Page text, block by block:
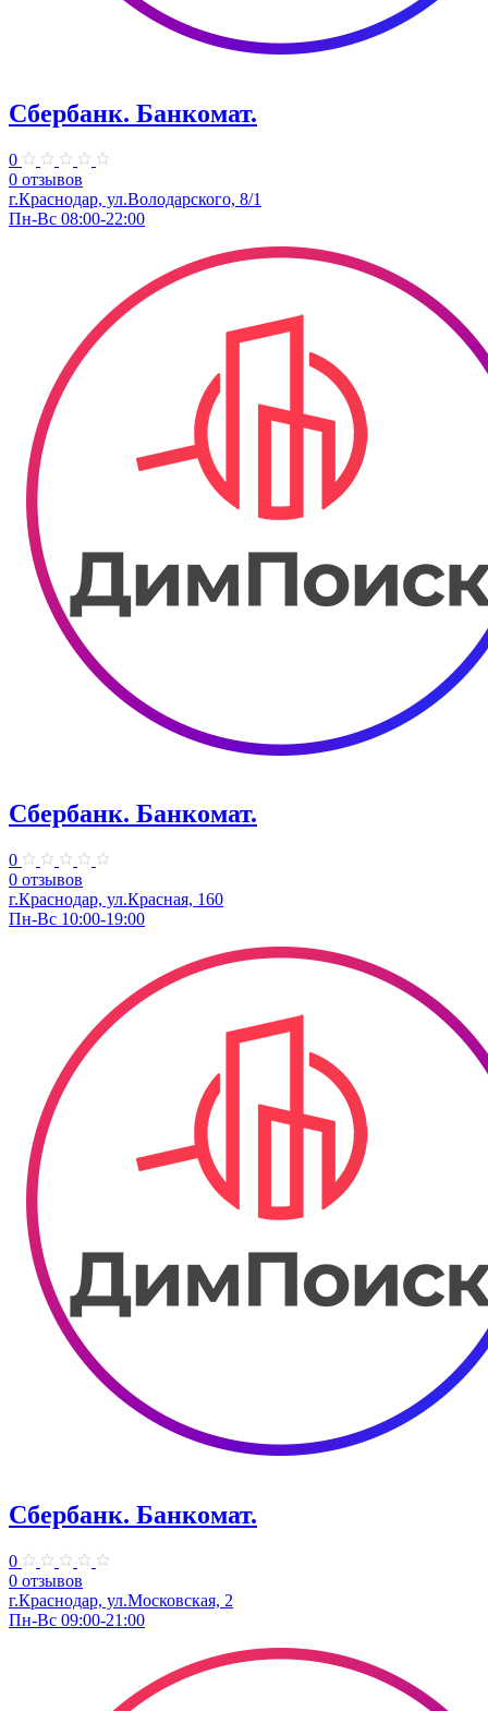
Сбербанк. Банкомат.
0
0 отзывов
​г.Краснодар, ул.​Володарского, 8/1
Пн-Вс 08:00-22:00
Сбербанк. Банкомат.
0
0 отзывов
г.Краснодар, ул.​Красная, 160
Пн-Вс 10:00-19:00
Сбербанк. Банкомат.
0
0 отзывов
г.Краснодар, ул.​Московская, 2
Пн-Вс 09:00-21:00